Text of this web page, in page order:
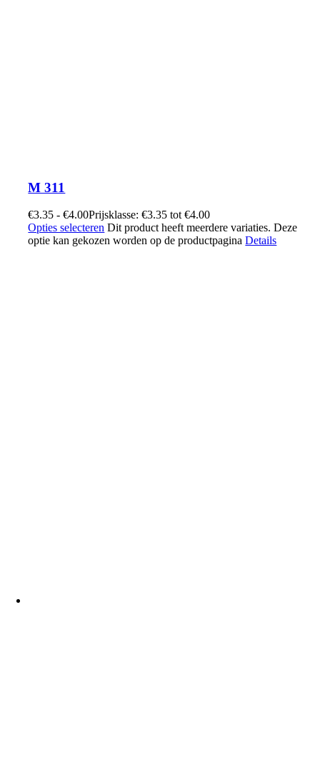
M 311
€3.35 - €4.00Prijsklasse: €3.35 tot €4.00
Opties selecteren Dit product heeft meerdere variaties. Deze
optie kan gekozen worden op de productpaginaDetails